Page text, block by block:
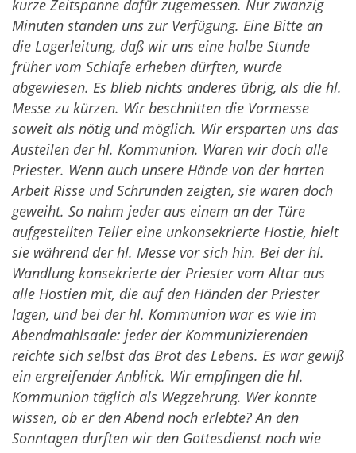
kurze Zeitspanne dafür zugemessen. Nur zwanzig
Minuten standen uns zur Verfügung. Eine Bitte an
die Lagerleitung, daß wir uns eine halbe Stunde
früher vom Schlafe erheben dürften, wurde
abgewiesen. Es blieb nichts anderes übrig, als die hl.
Messe zu kürzen. Wir beschnitten die Vormesse
soweit als nötig und möglich. Wir ersparten uns das
Austeilen der hl. Kommunion. Waren wir doch alle
Priester. Wenn auch unsere Hände von der harten
Arbeit Risse und Schrunden zeigten, sie waren doch
geweiht. So nahm jeder aus einem an der Türe
aufgestellten Teller eine unkonsekrierte Hostie, hielt
sie während der hl. Messe vor sich hin. Bei der hl.
Wandlung konsekrierte der Priester vom Altar aus
alle Hostien mit, die auf den Händen der Priester
lagen, und bei der hl. Kommunion war es wie im
Abendmahlsaale: jeder der Kommunizierenden
reichte sich selbst das Brot des Lebens. Es war gewiß
ein ergreifender Anblick. Wir empfingen die hl.
Kommunion täglich als Wegzehrung. Wer konnte
wissen, ob er den Abend noch erlebte? An den
Sonntagen durften wir den Gottesdienst noch wie